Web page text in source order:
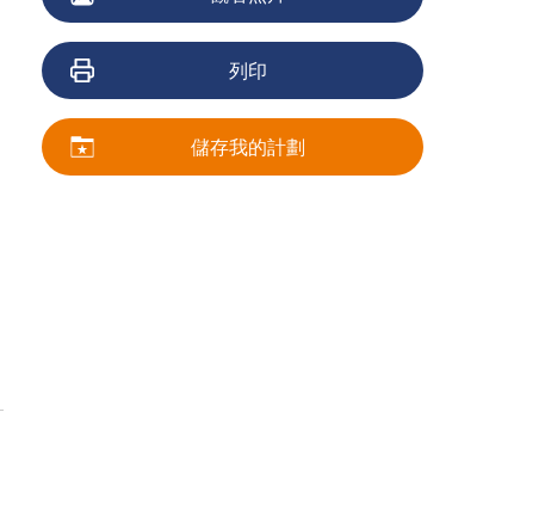
列印
儲存我的計劃